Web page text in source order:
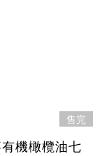
售完
機橄欖油七